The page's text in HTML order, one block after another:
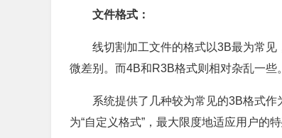
文件格式：
线切割加工文件的格式以3B最为常
微差别。而4B和R3B格式则相对杂乱一些
系统提供了几种较为常见的3B格式
为“自定义格式”，最大限度地适应用户的